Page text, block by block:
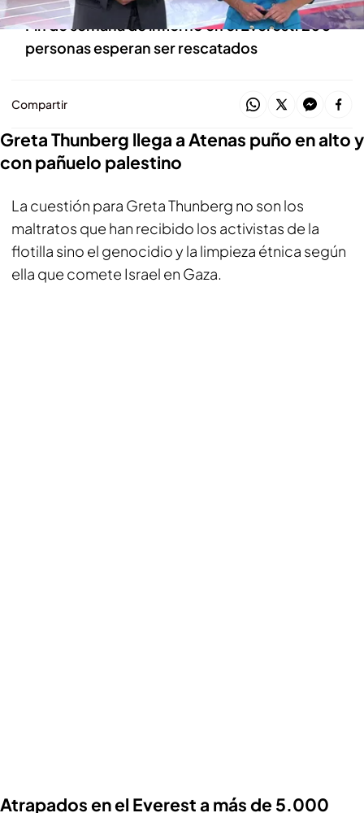
Fin de semana de infierno en el Everest: 200
personas esperan ser rescatados
Compartir
Greta Thunberg llega a Atenas puño en alto y
con pañuelo palestino
La cuestión para Greta Thunberg no son los
maltratos que han recibido los activistas de la
flotilla sino el genocidio y la limpieza étnica según
ella que comete Israel en Gaza.
Atrapados en el Everest a más de 5.000